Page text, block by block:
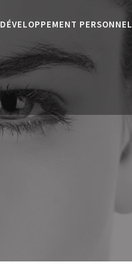
DÉVELOPPEMENT PERSONNEL